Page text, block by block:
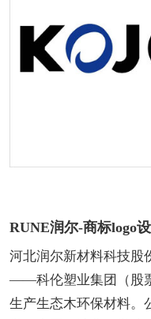
RUNE润尔-商标logo
河北润尔新材料科技股
——科伦塑业集团（股
生产生态木环保材料。